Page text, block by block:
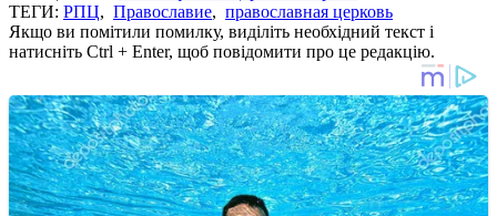
ТЕГИ: РПЦ, Православие, православная церковь
Якщо ви помітили помилку, виділіть необхідний текст і
натисніть Ctrl + Enter, щоб повідомити про це редакцію.